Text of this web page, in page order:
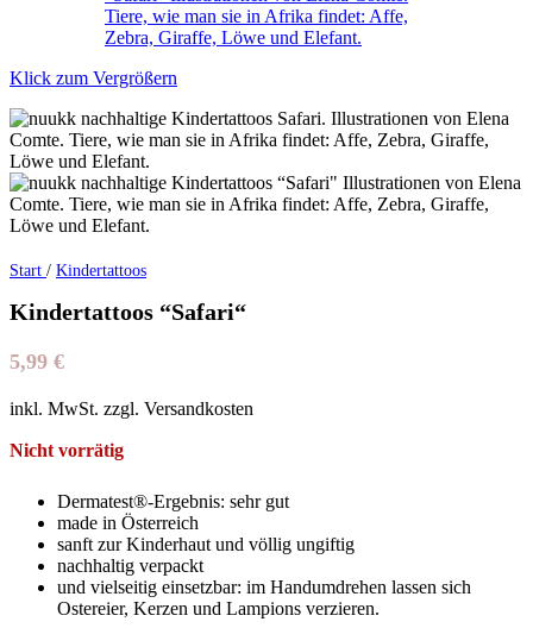
Klick zum Vergrößern
Start / Kindertattoos
Kindertattoos “Safari“
5,99 €
inkl. MwSt. zzgl. Versandkosten
Nicht vorrätig
Dermatest®-Ergebnis: sehr gut
made in Österreich
sanft zur Kinderhaut und völlig ungiftig
nachhaltig verpackt
und vielseitig einsetzbar: im Handumdrehen lassen sich
Ostereier, Kerzen und Lampions verzieren.